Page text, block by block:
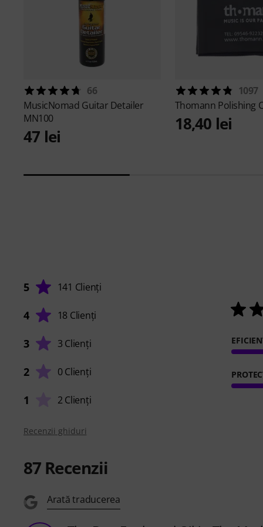
66
MusicNomad Guitar Detailer
MN100
47 lei
1097
Thomann Polishing
18,40 lei
5 141 Clienți
4 18 Clienți
3 3 Clienți
2 0 Clienți
1 2 Clienți
Recenzii ghiduri
87 Recenzii
Arată traducerea